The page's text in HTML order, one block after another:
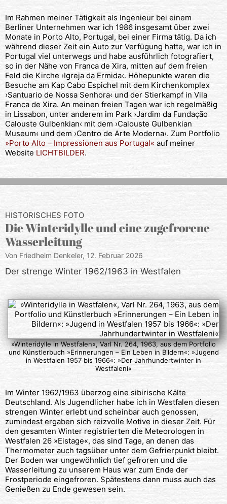
Im Rahmen meiner Tätigkeit als Ingenieur bei einem
Berliner Unternehmen war ich 1986 insgesamt über zwei
Monate in Porto Alto, Portugal, bei einer Firma tätig. Da ich
während dieser Zeit ein Auto zur Verfügung hatte, war ich in
Portugal viel unterwegs und habe ausführlich fotografiert,
so in der Nähe von Franca de Xira, mitten auf dem freien
Feld die Kirche ›Igreja da Ermida‹. Höhepunkte waren die
Besuche am Kap Cabo Espichel mit dem Kirchenkomplex
›Santuario de Nossa Senhora‹ und der Stierkampf in Vila
Franca de Xira. An meinen freien Tagen war ich regelmäßig
in Lissabon, unter anderem im Park ›Jardim da Fundação
Calouste Gulbenkian‹ mit dem ›Calouste Gulbenkian
Museum‹ und dem ›Centro de Arte Moderna‹. Zum Portfolio
»Porto Alto – Impressionen aus Portugal« auf meiner
Website LICHTBILDER.
HISTORISCHES FOTO
Die Winteridylle und eine zugefrorene
Wasserleitung
Von Friedhelm Denkeler, 12. Februar 2026
Der strenge Winter 1962/1963 in Westfalen
»Winteridylle in Westfalen«, Varl Nr. 264, 1963, aus dem Portfolio
und Künstlerbuch »Erinnerungen – Ein Leben in Bildern«: »Jugend
in Westfalen 1957 bis 1966«: »Der Jahrhundertwinter in
Westfaleni«
Im Winter 1962/1963 überzog eine sibirische Kälte
Deutschland. Als Jugendlicher habe ich in Westfalen diesen
strengen Winter erlebt und scheinbar auch genossen,
zumindest ergaben sich reizvolle Motive in dieser Zeit. Für
den gesamten Winter registrierten die Meteorologen in
Westfalen 26 »Eistage«, das sind Tage, an denen das
Thermometer auch tagsüber unter dem Gefrierpunkt bleibt.
Der Boden war ungewöhnlich tief gefroren und die
Wasserleitung zu unserem Haus war zum Ende der
Frostperiode eingefroren. Spätestens dann muss auch das
Genießen zu Ende gewesen sein.